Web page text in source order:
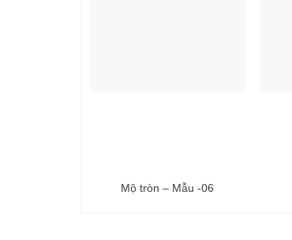
Mộ tròn – Mẫu -06